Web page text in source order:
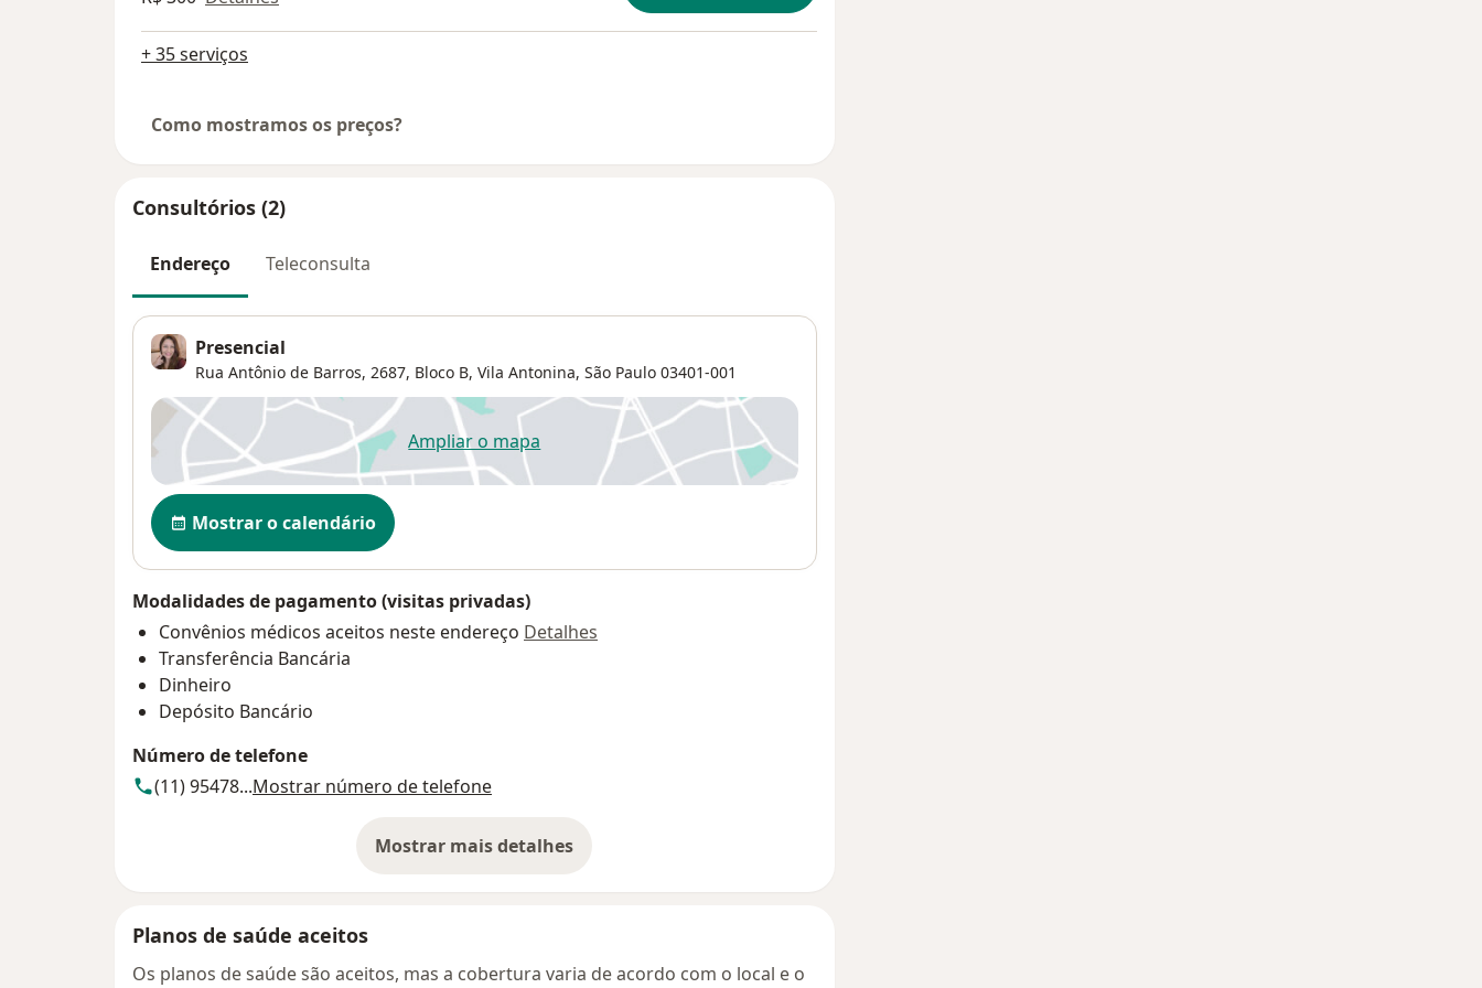
+ 35 serviços
Como mostramos os preços?
Consultórios (2)
Endereço Teleconsulta
Presencial
Rua Antônio de Barros, 2687, Bloco B, Vila Antonina, São Paulo 03401-001
Ampliar o mapaabre num novo separador
Disponibilidade
Mostrar o calendário
Modalidades de pagamento (visitas privadas)
Convênios médicos aceitos neste endereço Detalhes
Transferência Bancária
Dinheiro
Depósito Bancário
Número de telefone
(11) 95478...Mostrar número de telefone
Mostrar mais detalhes
sobre o endereço
Planos de saúde aceitos
Os planos de saúde são aceitos, mas a cobertura varia de acordo com o local e o